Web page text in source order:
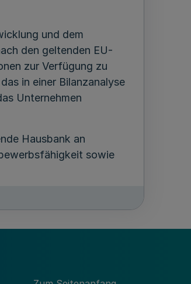
und dem
den geltenden EU-
zur Verfügung zu
in einer Bilanzanalyse
Unternehmen
Hausbank an
sowie